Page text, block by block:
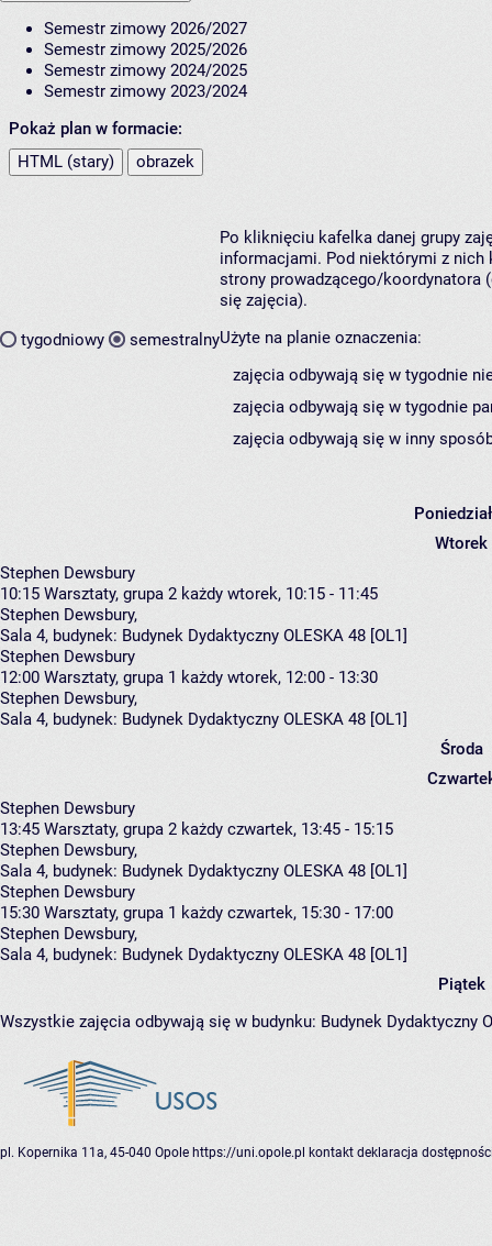
Semestr zimowy 2026/2027
Semestr zimowy 2025/2026
Semestr zimowy 2024/2025
Semestr zimowy 2023/2024
Pokaż plan w formacie:
HTML (stary)
obrazek
tygodniowy semestralny
Po kliknięciu kafelka danej grupy
informacjami. Pod niektórymi z nich
strony prowadzącego/koordynatora
się zajęcia).
Użyte na planie oznaczenia:
zajęcia odbywają się w tygodnie
zajęcia odbywają się w tygodnie
zajęcia odbywają się w inny
Wtorek
Stephen Dewsbury
10:15 Warsztaty, grupa 2 każdy wtorek, 10:15 - 11:45
Stephen Dewsbury,
Sala 4, budynek: Budynek Dydaktyczny OLESKA 48 [OL1]
Stephen Dewsbury
12:00 Warsztaty, grupa 1 każdy wtorek, 12:00 - 13:30
Stephen Dewsbury,
Sala 4, budynek: Budynek Dydaktyczny OLESKA 48 [OL1]
Środa
Stephen Dewsbury
13:45 Warsztaty, grupa 2 każdy czwartek, 13:45 - 15:15
Stephen Dewsbury,
Sala 4, budynek: Budynek Dydaktyczny OLESKA 48 [OL1]
Stephen Dewsbury
15:30 Warsztaty, grupa 1 każdy czwartek, 15:30 - 17:00
Stephen Dewsbury,
Sala 4, budynek: Budynek Dydaktyczny OLESKA 48 [OL1]
Piątek
Wszystkie zajęcia odbywają się w budynku: Budynek Dydaktyczny
pl. Kopernika 11a, 45-040 Opole https://uni.opole.pl kontakt deklaracja